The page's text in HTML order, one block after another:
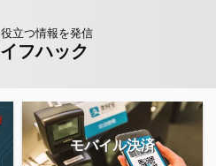
立つ情報を発信
フハック
モバイル決済